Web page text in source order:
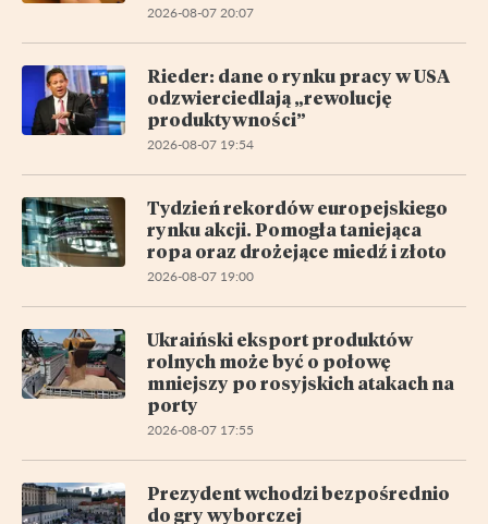
2026-08-07 20:07
Rieder: dane o rynku pracy w USA
odzwierciedlają „rewolucję
produktywności”
2026-08-07 19:54
Tydzień rekordów europejskiego
rynku akcji. Pomogła taniejąca
ropa oraz drożejące miedź i złoto
2026-08-07 19:00
Ukraiński eksport produktów
rolnych może być o połowę
mniejszy po rosyjskich atakach na
porty
2026-08-07 17:55
Prezydent wchodzi bezpośrednio
do gry wyborczej